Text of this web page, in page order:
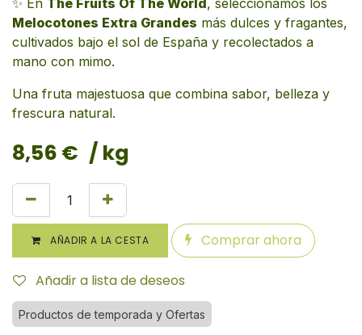
✨ En The Fruits Of The World, seleccionamos los
Melocotones Extra Grandes más dulces y fragantes,
cultivados bajo el sol de España y recolectados a
mano con mimo.
Una fruta majestuosa que combina sabor, belleza y
frescura natural.
8,56 € / kg
AÑADIR A LA CESTA Comprar ahora
Añadir a lista de deseos
Productos de temporada y Ofertas